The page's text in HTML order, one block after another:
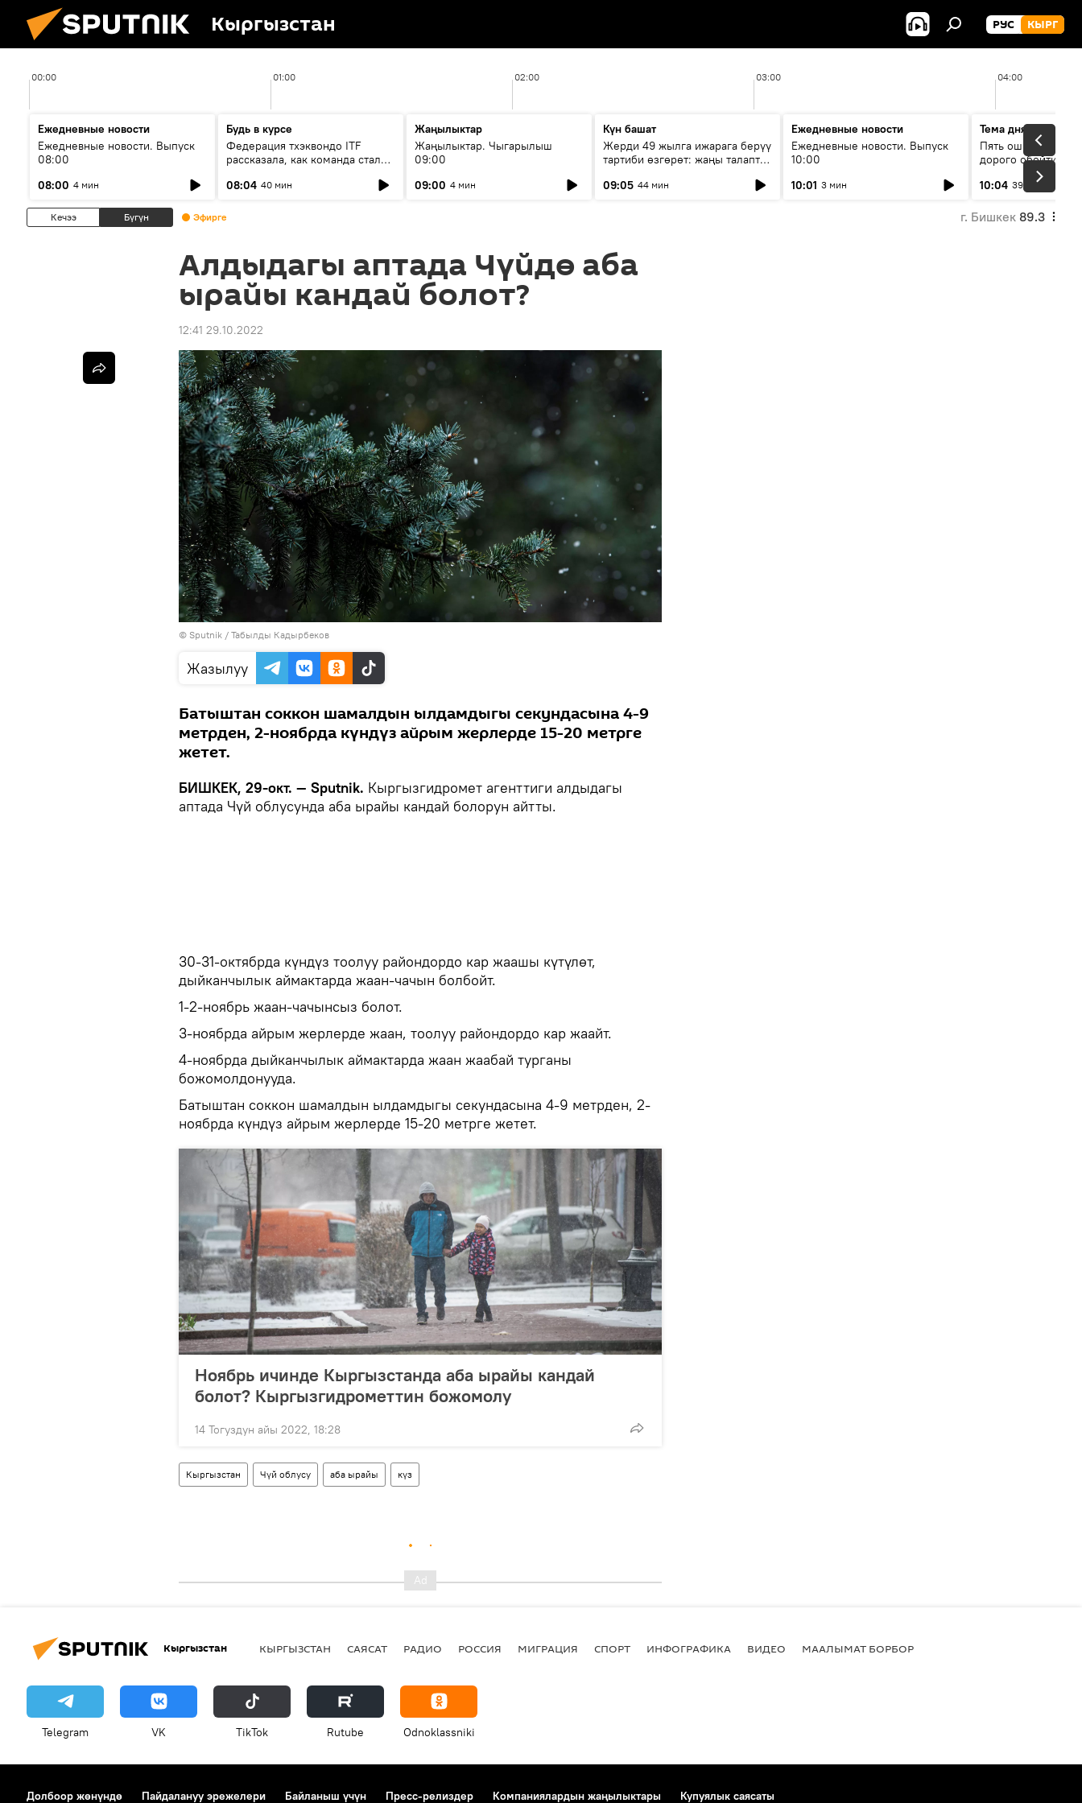
Кыргызстан РУС КЫРГ
00:00 01:00 02:00 03:00 04:00
Ежедневные новости
Ежедневные новости. Выпуск
08:00
08:00 4 мин
Будь в курсе
Федерация тхэквондо ITF
рассказала, как команда стала
08:04 40 мин
Жаңылыктар
Жаңылыктар. Чыгарылыш
09:00
09:00 4 мин
Күн башат
Жерди 49 жылга ижарага берүү
тартиби өзгөрөт: жаңы талаптар
09:05 44 мин
Ежедневные новости
Ежедневные новости. Выпуск
10:00
10:01 3 мин
Тема дня
Пять ошибок
дорого обойтись
10:04 39 мин
Кечээ Бүгүн Эфирге г. Бишкек 89.3
Алдыдагы аптада Чүйдө аба
ырайы кандай болот?
12:41 29.10.2022
© Sputnik / Табылды Кадырбеков
Жазылуу
Батыштан соккон шамалдын ылдамдыгы секундасына 4-9
метрден, 2-ноябрда күндүз айрым жерлерде 15-20 метрге
жетет.
БИШКЕК, 29-окт. — Sputnik. Кыргызгидромет агенттиги алдыдагы
аптада Чүй облусунда аба ырайы кандай болорун айтты.
30-31-октябрда күндүз тоолуу райондордо кар жаашы күтүлөт,
дыйканчылык аймактарда жаан-чачын болбойт.
1-2-ноябрь жаан-чачынсыз болот.
3-ноябрда айрым жерлерде жаан, тоолуу райондордо кар жаайт.
4-ноябрда дыйканчылык аймактарда жаан жаабай турганы
божомолдонууда.
Батыштан соккон шамалдын ылдамдыгы секундасына 4-9 метрден, 2-
ноябрда күндүз айрым жерлерде 15-20 метрге жетет.
Ноябрь ичинде Кыргызстанда аба ырайы кандай
болот? Кыргызгидрометтин божомолу
14 Тогуздун айы 2022, 18:28
Кыргызстан Чүй облусу аба ырайы күз
Кыргызстан КЫРГЫЗСТАН САЯСАТ РАДИО РОССИЯ МИГРАЦИЯ СПОРТ ИНФОГРАФИКА ВИДЕО МААЛЫМАТ БОРБОР
Telegram VK ТikТоk Rutube Odnoklassniki
Долбоор жөнүндө Пайдалануу эрежелери Байланыш үчүн Пресс-релиздер Компаниялардын жаңылыктары Купуялык саясаты